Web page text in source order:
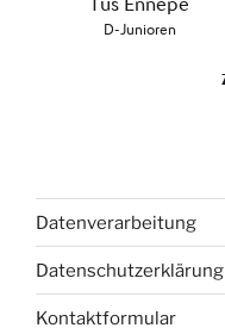
Datenverarbeitung
Datenschutzerklärung
Kontaktformular